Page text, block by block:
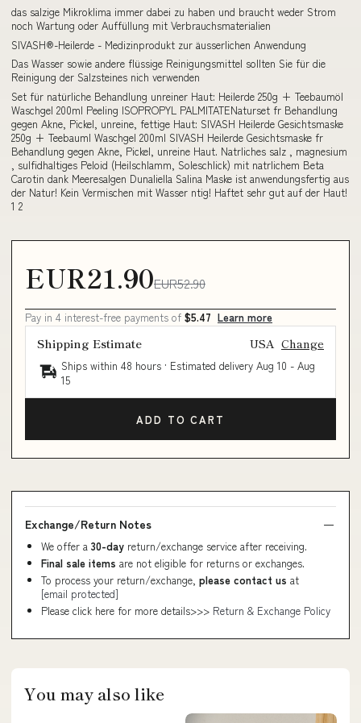
das salzige Mikroklima immer dabei zu haben und braucht weder Strom
noch Wartung oder Auffüllung mit Verbrauchsmaterialien
SIVASH®-Heilerde - Medizinprodukt zur äusserlichen Anwendung
Das Wasser sowie andere flüssige Reinigungsmittel sollten Sie für die
Reinigung der Salzsteines nich verwenden
Set für natürliche Behandlung unreiner Haut: Heilerde 250g + Teebaumöl
Waschgel 200ml Peeling ISOPROPYL PALMITATENaturset fr Behandlung
gegen Akne, Pickel, unreine, fettige Haut: SIVASH Heilerde Gesichtsmaske
250g + Teebauml Waschgel 200ml SIVASH Heilerde Gesichtsmaske fr
Behandlung gegen Akne, Pickel, unreine Haut. Natrliches salz , magnesium
, sulfidhaltiges Peloid (Heilschlamm, Soleschlick) mit natrlichem Beta
Carotin dank Meeresalgen Dunaliella Salina Maske ist anwendungsfertig aus
der Natur! Kein Vermischen mit Wasser ntig! Haftet sehr gut auf der Haut!
1 2
EUR21.90EUR52.90
Pay in 4 interest-free payments of $5.47 Learn more
Shipping Estimate USA Change
Ships within 48 hours · Estimated delivery Aug 10 - Aug
15
ADD TO CART
Exchange/Return Notes
We offer a 30-day return/exchange service after receiving.
Final sale items are not eligible for returns or exchanges.
To process your return/exchange, please contact us at
[email protected]
Please click here for more details>>> Return & Exchange Policy
You may also like